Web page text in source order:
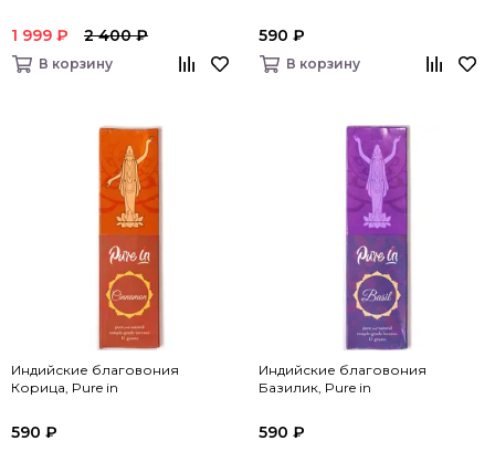
1 999 ₽ 2 400 ₽
В корзину
590 ₽
В корзину
Индийские благовония
Корица, Pure in
590 ₽
Индийские благовония
Базилик, Pure in
590 ₽